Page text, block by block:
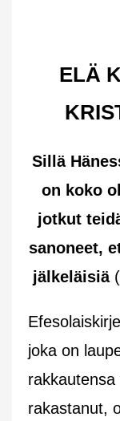
ELÄ
Sillä
on koko
jotkut
sanoneet,
jälkeläisiä
joka on
rakastanut,